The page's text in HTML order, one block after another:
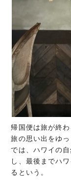
帰国便は旅が終
旅の思い出をゆ
では、ハワイの
し、最後までハ
るという。